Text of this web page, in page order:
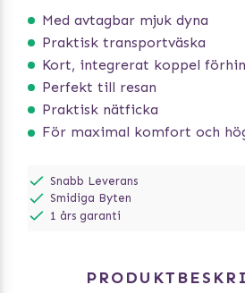
Med avtagbar mjuk dyna
Praktisk transportväska
Kort, integrerat koppel förhindrar att hunden
Perfekt till resan
Praktisk nätficka
För maximal komfort och högsta
Snabb Leverans
Smidiga Byten
1 års garanti